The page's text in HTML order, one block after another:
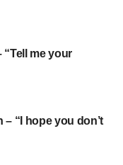
me your
“I hope you don’t